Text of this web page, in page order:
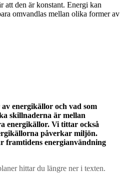
att den är konstant. Energi kan
omvandlas mellan olika former av
energikällor och vad som
skillnaderna är mellan
energikällor. Vi tittar också
påverkar miljön.
framtidens energianvändning
hittar du längre ner i texten.